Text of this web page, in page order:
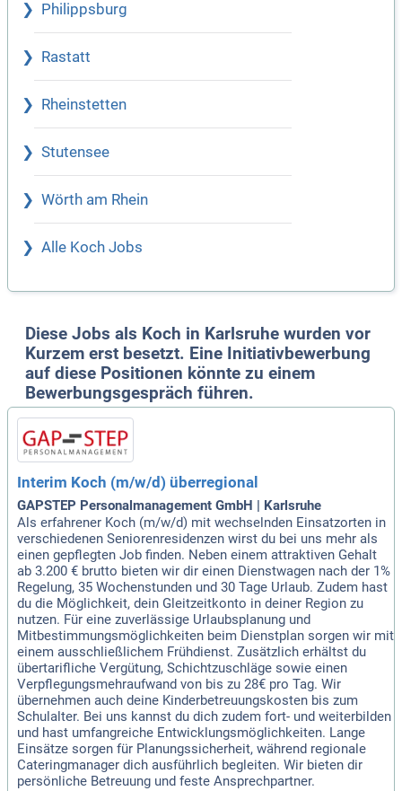
Philippsburg
Rastatt
Rheinstetten
Stutensee
Wörth am Rhein
Alle Koch Jobs
Diese Jobs als Koch in Karlsruhe wurden vor
Kurzem erst besetzt. Eine Initiativbewerbung
auf diese Positionen könnte zu einem
Bewerbungsgespräch führen.
Interim Koch (m/w/d) überregional
GAPSTEP Personalmanagement GmbH | Karlsruhe
Als erfahrener Koch (m/w/d) mit wechselnden Einsatzorten in
verschiedenen Seniorenresidenzen wirst du bei uns mehr als
einen gepflegten Job finden. Neben einem attraktiven Gehalt
ab 3.200 € brutto bieten wir dir einen Dienstwagen nach der 1%
Regelung, 35 Wochenstunden und 30 Tage Urlaub. Zudem hast
du die Möglichkeit, dein Gleitzeitkonto in deiner Region zu
nutzen. Für eine zuverlässige Urlaubsplanung und
Mitbestimmungsmöglichkeiten beim Dienstplan sorgen wir mit
einem ausschließlichem Frühdienst. Zusätzlich erhältst du
übertarifliche Vergütung, Schichtzuschläge sowie einen
Verpflegungsmehraufwand von bis zu 28€ pro Tag. Wir
übernehmen auch deine Kinderbetreuungskosten bis zum
Schulalter. Bei uns kannst du dich zudem fort- und weiterbilden
und hast umfangreiche Entwicklungsmöglichkeiten. Lange
Einsätze sorgen für Planungssicherheit, während regionale
Cateringmanager dich ausführlich begleiten. Wir bieten dir
persönliche Betreuung und feste Ansprechpartner.